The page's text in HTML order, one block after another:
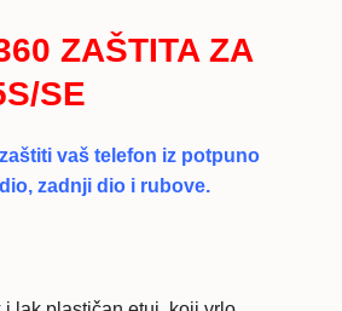
ZAŠTITA ZA
SE
vaš telefon iz potpuno
zadnji dio i rubove.